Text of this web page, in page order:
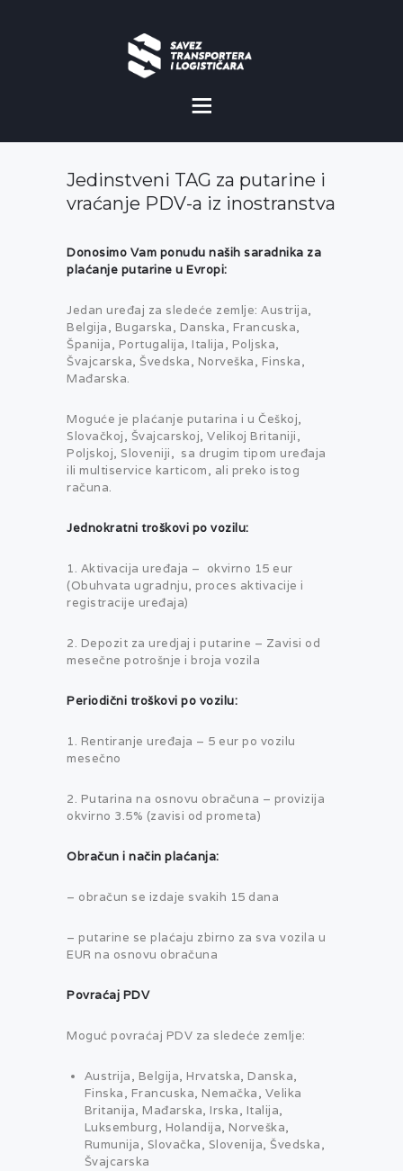
MISIJA I VIZIJA
KOMERCIJALNE
GALERIJA
Jedinstveni TAG za putarine i
vraćanje PDV-a iz inostranstva
Donosimo Vam ponudu naših saradnika za
plaćanje putarine u Evropi:
Jedan uređaj za sledeće zemlje: Austrija,
Belgija, Bugarska, Danska, Francuska,
Španija, Portugalija, Italija, Poljska,
Švajcarska, Švedska, Norveška, Finska,
Mađarska.
Moguće je plaćanje putarina i u Češkoj,
Slovačkoj, Švajcarskoj, Velikoj Britaniji,
Poljskoj, Sloveniji, sa drugim tipom uređaja
ili multiservice karticom, ali preko istog
računa.
Jednokratni troškovi po vozilu:
1. Aktivacija uređaja – okvirno 15 eur
(Obuhvata ugradnju, proces aktivacije i
registracije uređaja)
2. Depozit za uredjaj i putarine – Zavisi od
mesečne potrošnje i broja vozila
Periodični troškovi po vozilu:
1. Rentiranje uređaja – 5 eur po vozilu
mesečno
2. Putarina na osnovu obračuna – provizija
okvirno 3.5% (zavisi od prometa)
Obračun i način plaćanja:
– obračun se izdaje svakih 15 dana
– putarine se plaćaju zbirno za sva vozila u
EUR na osnovu obračuna
Povraćaj PDV
Moguć povraćaj PDV za sledeće zemlje:
Austrija, Belgija, Hrvatska, Danska,
Finska, Francuska, Nemačka, Velika
Britanija, Mađarska, Irska, Italija,
Luksemburg, Holandija, Norveška,
Rumunija, Slovačka, Slovenija, Švedska,
Švajcarska